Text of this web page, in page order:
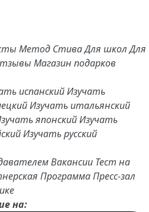
Метод СтиваДля школДля
Магазин подарков
испанскийИзучать
Изучать итальянский
японскийИзучать
Изучать русский
Вакансии Тест на
ПрограммаПресс-зал
на: